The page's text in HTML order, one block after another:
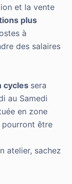
et la vente
plus
à
des salaires
cycles sera
au Samedi
en zone
pourront être
atelier, sachez